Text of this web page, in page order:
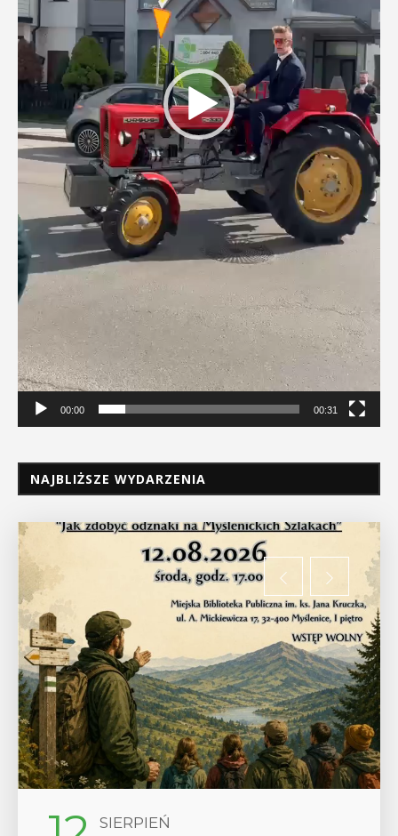
00:00 00:31
NAJBLIŻSZE WYDARZENIA
SIERPIEŃ